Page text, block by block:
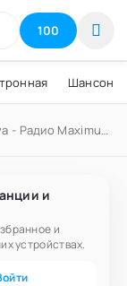
100
Шансон
- Радио Maximum
и
и
устройствах.